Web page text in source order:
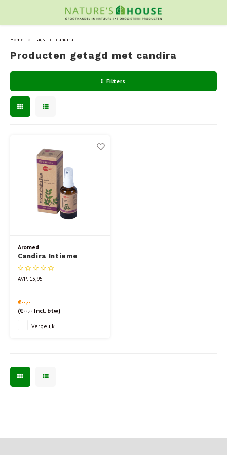
Home Tags candira
Producten getagd met candira
Filters
Aromed
Candira Intieme
Hygiëne spray 50 ml
AVP: 13,95
€--,--
(€--,--Incl. btw)
Vergelijk